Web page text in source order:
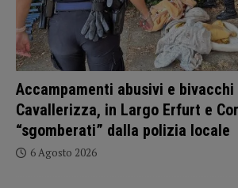
Accampamenti abusivi e bivacchi
Cavallerizza, in Largo Erfurt e
“sgomberati” dalla polizia locale
6 Agosto 2026